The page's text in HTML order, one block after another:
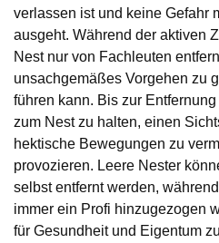
verlassen ist und keine Gefahr
ausgeht. Während der aktiven
Nest nur von Fachleuten
unsachgemäßes Vorgehen zu
führen kann. Bis zur
zum Nest zu halten, einen
hektische Bewegungen zu
provozieren. Leere Nester
selbst entfernt werden,
immer ein Profi hinzugezogen
für Gesundheit und Eigentum